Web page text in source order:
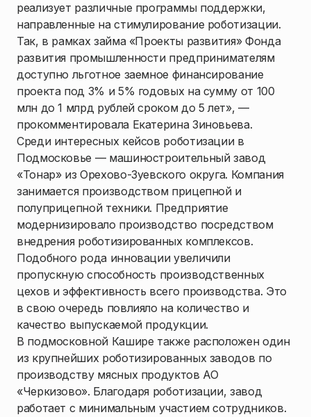
реализует различные программы поддержки,
направленные на стимулирование роботизации.
Так, в рамках займа «Проекты развития» Фонда
развития промышленности предпринимателям
доступно льготное заемное финансирование
проекта под 3% и 5% годовых на сумму от 100
млн до 1 млрд рублей сроком до 5 лет», —
прокомментировала Екатерина Зиновьева.
Среди интересных кейсов роботизации в
Подмосковье — машиностроительный завод
«Тонар» из Орехово-Зуевского округа. Компания
занимается производством прицепной и
полуприцепной техники. Предприятие
модернизировало производство посредством
внедрения роботизированных комплексов.
Подобного рода инновации увеличили
пропускную способность производственных
цехов и эффективность всего производства. Это
в свою очередь повлияло на количество и
качество выпускаемой продукции.
В подмосковной Кашире также расположен один
из крупнейших роботизированных заводов по
производству мясных продуктов АО
«Черкизово». Благодаря роботизации, завод
работает с минимальным участием сотрудников.